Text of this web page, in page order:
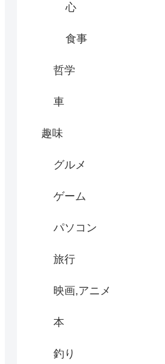
心
食事
哲学
車
趣味
グルメ
ゲーム
パソコン
旅行
映画,アニメ
本
釣り